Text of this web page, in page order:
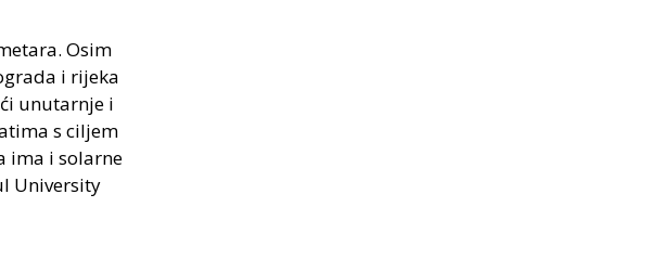
Osim
i rijeka
unutarnje i
s ciljem
ima i solarne
University